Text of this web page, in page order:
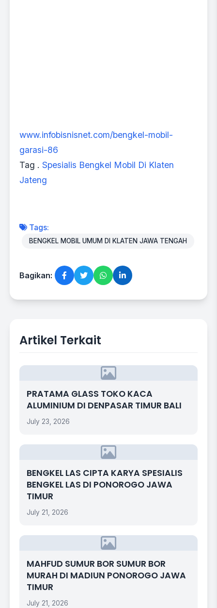
www.infobisnisnet.com/bengkel-mobil-
garasi-86
Tag . Spesialis Bengkel Mobil Di Klaten
Jateng
Tags:
BENGKEL MOBIL UMUM DI KLATEN JAWA TENGAH
Bagikan:
Artikel Terkait
PRATAMA GLASS TOKO KACA
ALUMINIUM DI DENPASAR TIMUR BALI
July 23, 2026
BENGKEL LAS CIPTA KARYA SPESIALIS
BENGKEL LAS DI PONOROGO JAWA
TIMUR
July 21, 2026
MAHFUD SUMUR BOR SUMUR BOR
MURAH DI MADIUN PONOROGO JAWA
TIMUR
July 21, 2026